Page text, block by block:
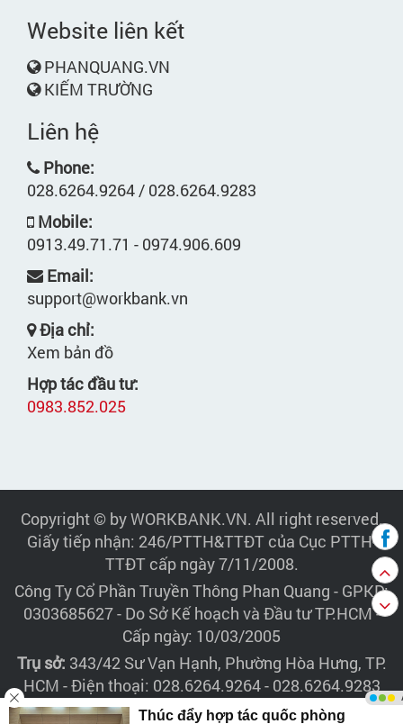
Website liên kết
PHANQUANG.VN
KIẾM TRƯỜNG
Liên hệ
Phone:
028.6264.9264 / 028.6264.9283
Mobile:
0913.49.71.71 - 0974.906.609
Email:
support@workbank.vn
Địa chỉ:
Xem bản đồ
Hợp tác đầu tư:
0983.852.025
Copyright © by WORKBANK.VN. All right reserved.
Giấy tiếp nhận: 246/PTTH&TTĐT của Cục PTTH-
TTĐT cấp ngày 7/11/2008.
Công Ty Cổ Phần Truyền Thông Phan Quang - GPKD:
0303685627 - Do Sở Kế hoạch và Đầu tư TP.HCM -
Cấp ngày: 10/03/2005
Trụ sở: 343/42 Sư Vạn Hạnh, Phường Hòa Hưng, TP.
HCM - Điện thoại: 028.6264.9264 - 028.6264.9283